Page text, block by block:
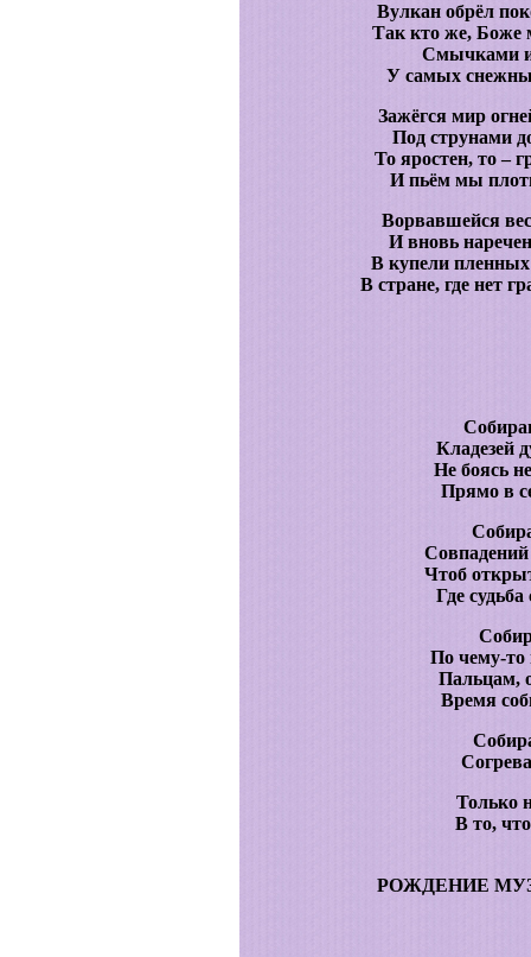
Вулкан обрёл
Так кто же, Боже
Смычками
У самых
Зажёгся мир
Под струнами
То яростен, то –
И пьём мы
Ворвавшейся
И вновь
В купели пленных
В стране, где нет
Кладезей
Не боясь
Прямо в
Чтоб
Где
По чему-то
Пальцам,
Время
Только
В то,
РОЖДЕНИЕ